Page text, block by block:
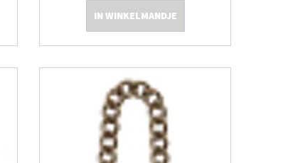
IN WINKELMANDJE